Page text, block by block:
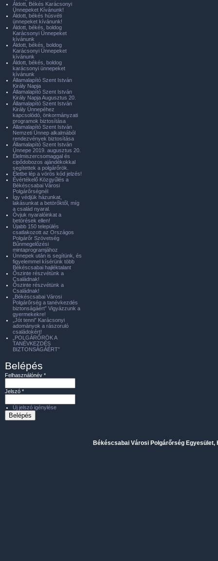
Áldott, Békés Karácsonyi
Ünnepeket Kívánunk!
Áldott, békés húsvéti
ünnepeket kívánunk!
Áldott, békés, boldog
Karácsonyi Ünnepeket
kívánunk
Áldott, békés, boldog
Karácsonyi Ünnepeket
kívánunk
Áldott, békés, boldog
karácsonyi ünnepeket
kívánunk
Államalapító Szent István
Király Napja
Államalapító Szent István
Király Napja Augusztus 20.
Államalapító Szent István
Király Ünnepéhez
kapcsolódó, önkormányzati
programok biztosítása
Államalapító Szent István
Nemzeti Ünnep alkalmából
rendezvények biztosítása
Államalapító Szent István
Ünnepe 2019. augusztus 20.
Élelmiszercsomaggal és
cipődobozos ajándékokkal
segítettek a polgárőrök.
Életbe lép a vörös kód jelzés!
Évértékelő Közgyűlés a
Békéscsabai Városi
Polgárőrségnél
Így védjük házunkat,
lakásunkat a betörőktől, míg
a család nyaral.
Óvjuk nyaralóinkat a
betörések ellen!
Újabb 150 település
csatlakozott az Országos
Polgárőr Szövetség
Bűnmegelőzési
mintaprogramjához
Ünnepek után is segítünk, és
figyelemmel kísérünk több
Békéscsabai hajléktalant
Őszinte részvétünk a
Családnak!
Őszinte részvétünk a
Családnak!
„Békéscsabai Városi
Polgárőrség a tanévkezdés
biztonságáért” Vigyázzunk a
gyermekekre!
„Jót tenni” Karácsonyi
adományok a rászoruló
családokért!
„POLGÁRŐRÖK A
TANÉVKEZDÉS
BIZTONSÁGÁÉRT”
Belépés
Felhasználónév *
Jelszó *
Új jelszó igénylése
Békéscsabai Városi Polgárőrség Egyesület,